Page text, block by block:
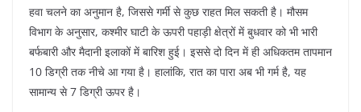
हवा चलने का अनुमान है, जिससे गर्मी से कुछ राहत मिल सकती है। मौसम
विभाग के अनुसार, कश्मीर घाटी के ऊपरी पहाड़ी क्षेत्रों में बुधवार को भी भारी
बर्फबारी और मैदानी इलाकों में बारिश हुई। इससे दो दिन में ही अधिकतम तापमान
10 डिग्री तक नीचे आ गया है। हालांकि, रात का पारा अब भी गर्म है, यह
सामान्य से 7 डिग्री ऊपर है।